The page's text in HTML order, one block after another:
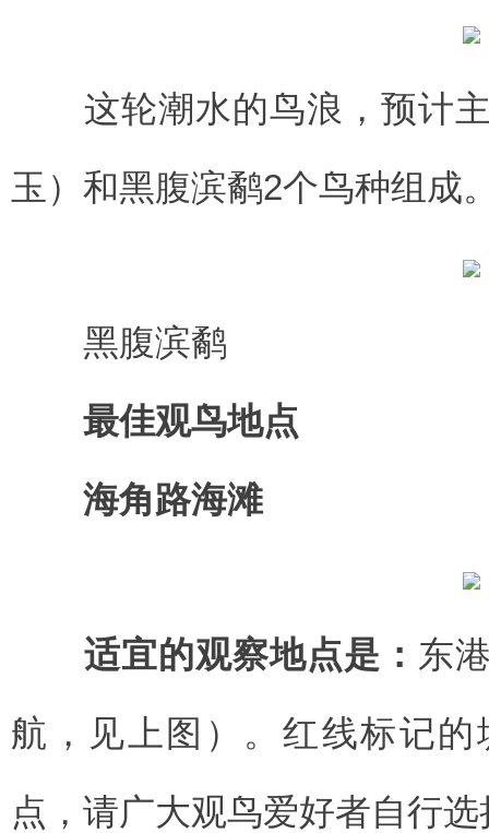
这轮潮水的鸟浪，预计主
玉）和黑腹滨鹬2个鸟种组成
黑腹滨鹬
最佳观鸟地点
海角路海滩
适宜的观察地点是： 东
航，见上图）。红线标记
点，请广大观鸟爱好者自行